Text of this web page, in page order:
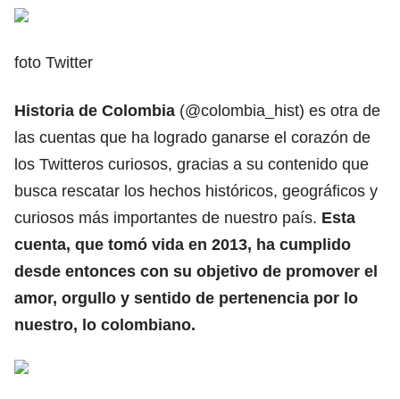
foto Twitter
Historia de Colombia (@colombia_hist) es otra de
las cuentas que ha logrado ganarse el corazón de
los Twitteros curiosos, gracias a su contenido que
busca rescatar los hechos históricos, geográficos y
curiosos más importantes de nuestro país. Esta
cuenta, que tomó vida en 2013, ha cumplido
desde entonces con su objetivo de promover el
amor, orgullo y sentido de pertenencia por lo
nuestro, lo colombiano.